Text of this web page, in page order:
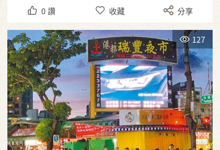
0 讚 收藏 分享
127